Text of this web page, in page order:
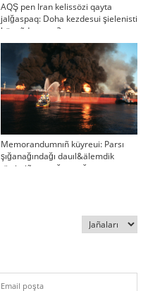
AQŞ pen Iran kelissözi qayta
jalğaspaq: Doha kezdesui şielenisti
bäseñdete me?
Memorandumnıñ küyreui: Parsı
şığanağındağı dauıl&älemdik
tärtiptiñ sın sağatı soğıp twr